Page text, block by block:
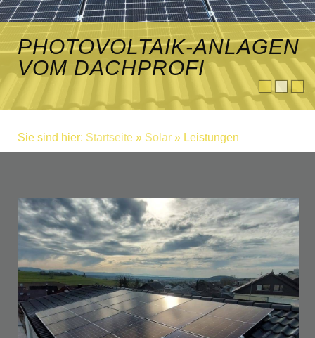
PHOTOVOLTAIK-ANLAGEN
VOM DACHPROFI
Sie sind hier: Startseite » Solar » Leistungen